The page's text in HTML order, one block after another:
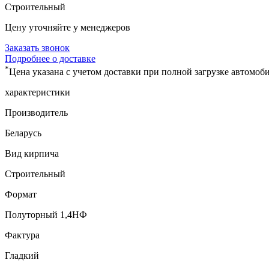
Строительный
Цену уточняйте у менеджеров
Заказать звонок
Подробнее о доставке
*Цена указана с учетом доставки при полной загрузке
характеристики
Производитель
Беларусь
Вид кирпича
Строительный
Формат
Полуторный 1,4НФ
Фактура
Гладкий